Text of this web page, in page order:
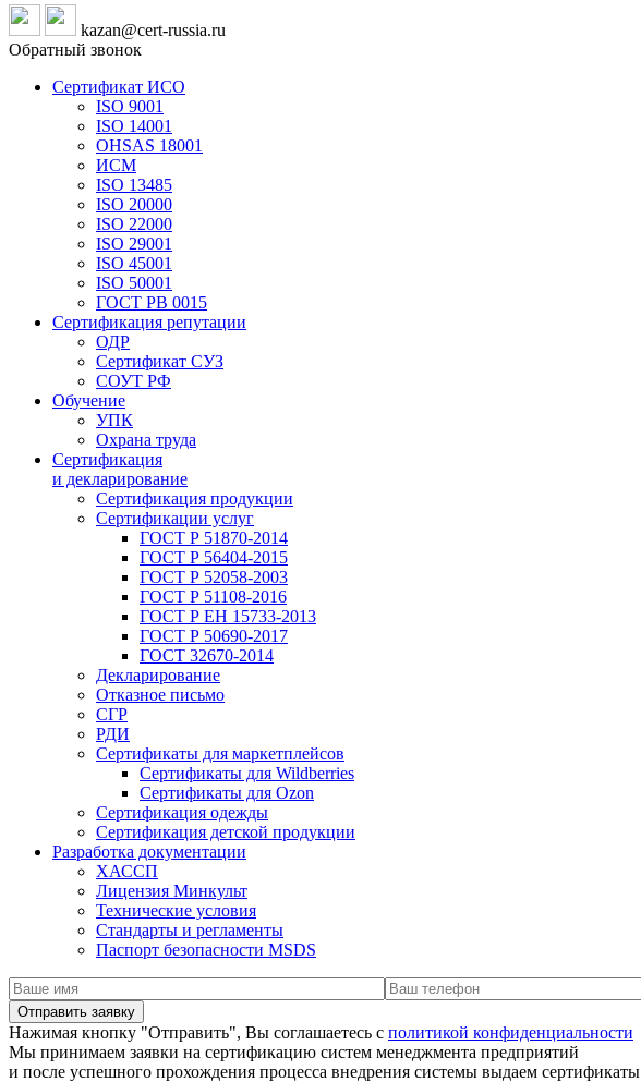
kazan@cert-russia.ru
Обратный звонок
Сертификат ИСО
ISO 9001
ISO 14001
OHSAS 18001
ИСМ
ISO 13485
ISO 20000
ISO 22000
ISO 29001
ISO 45001
ISO 50001
ГОСТ РВ 0015
Сертификация репутации
ОДР
Сертификат СУЗ
СОУТ РФ
Обучение
УПК
Охрана труда
Сертификация
и декларирование
Сертификация продукции
Сертификации услуг
ГОСТ Р 51870-2014
ГОСТ Р 56404-2015
ГОСТ Р 52058-2003
ГОСТ Р 51108-2016
ГОСТ Р ЕН 15733-2013
ГОСТ Р 50690-2017
ГОСТ 32670-2014
Декларирование
Отказное письмо
СГР
РДИ
Сертификаты для маркетплейсов
Сертификаты для Wildberries
Сертификаты для Ozon
Сертификация одежды
Сертификация детской продукции
Разработка документации
ХАССП
Лицензия Минкульт
Технические условия
Стандарты и регламенты
Паспорт безопасности MSDS
Нажимая кнопку "Отправить", Вы соглашаетесь с политикой конфиденциальности
Мы принимаем заявки на сертификацию систем менеджмента предприятий
и после успешного прохождения процесса внедрения системы выдаем сертификаты